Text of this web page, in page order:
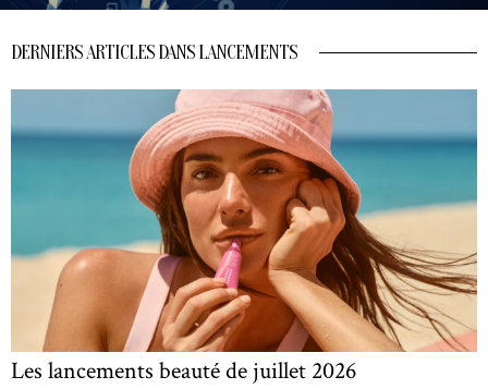
DERNIERS ARTICLES DANS LANCEMENTS
Les lancements beauté de juillet 2026